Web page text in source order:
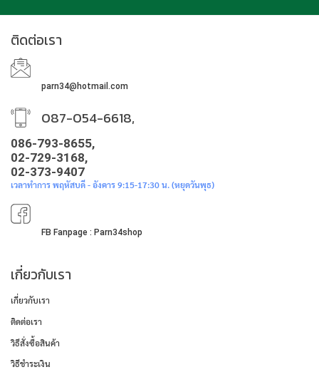
ติดต่อเรา
parn34@hotmail.com
087-054-6618,
086-793-8655,
02-729-3168,
02-373-9407
เวลาทำการ พฤหัสบดี - อังคาร 9:15-17:30 น. (หยุดวันพุธ)
FB Fanpage : Parn34shop
เกี่ยวกับเรา
เกี่ยวกับเรา
ติดต่อเรา
วิธีสั่งซื้อสินค้า
วิธีชำระเงิน